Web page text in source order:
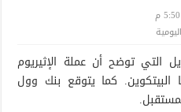
التي توضح أن عملة الإثيريوم
كما يتوقع بنك وول